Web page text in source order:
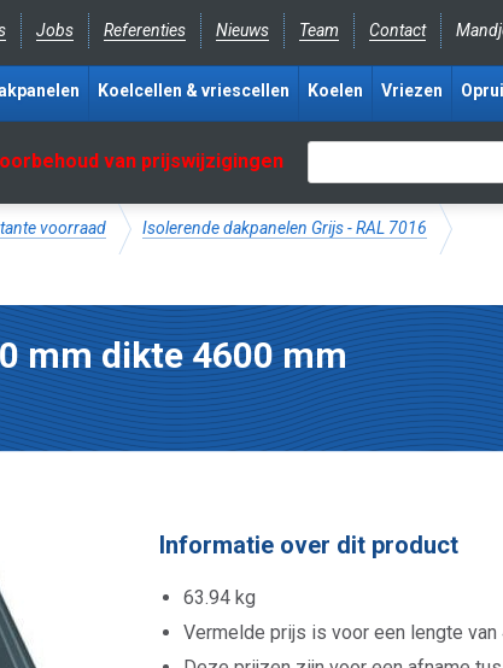
Jobs Referenties Nieuws Team Contact
van prijswijzigingen
Koelcellen & vriescellen Koelen Vriezen
voorraad Isolerende dakpanelen Grijs - RAL 7016
mm dikte 4600 mm
Informatie over dit product
63.94 kg
Vermelde prijs is voor een lengte van